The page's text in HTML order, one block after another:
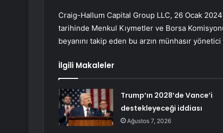
Craig-Hallum Capital Group LLC, 26 Ocak
tarihinde Menkul Kıymetler ve Borsa
beyanını takip eden bu arzın münhasır yönetici
İlgili Makaleler
Trump’ın 2028’de Vance’i
destekleyeceği iddiası
Ağustos 7, 2026